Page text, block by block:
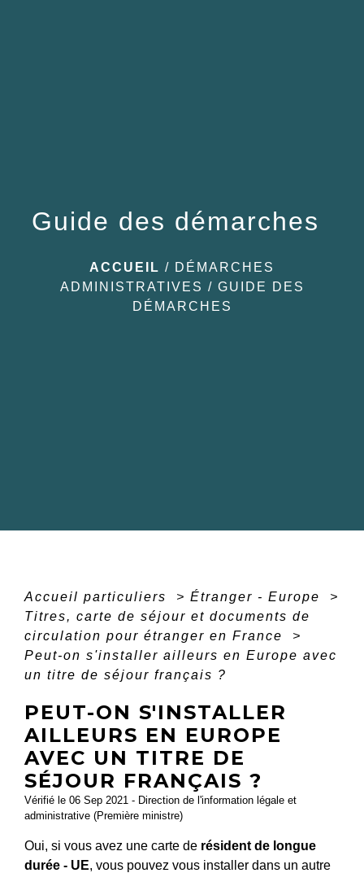
Guide des démarches
ACCUEIL / DÉMARCHES
ADMINISTRATIVES / GUIDE DES
DÉMARCHES
Accueil particuliers > Étranger - Europe
>
Titres, carte de séjour et documents de
circulation pour étranger en France
>
Peut-on s'installer ailleurs en Europe avec
un titre de séjour français ?
PEUT-ON S'INSTALLER
AILLEURS EN EUROPE
AVEC UN TITRE DE
SÉJOUR FRANÇAIS ?
Vérifié le 06 Sep 2021 - Direction de l'information légale et
administrative (Première ministre)
Oui, si vous avez une carte de résident de longue
durée - UE, vous pouvez vous installer dans un autre